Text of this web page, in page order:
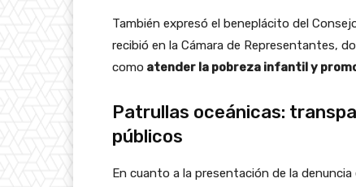
También expresó el beneplácito del
recibió en la Cámara de Representantes,
como atender la pobreza infantil y
Patrullas oceánicas:
públicos
En cuanto a la presentación de la